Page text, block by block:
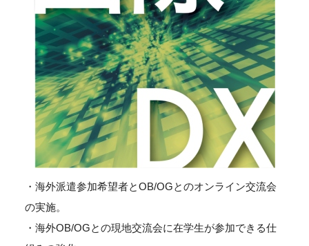
・海外派遣参加希望者とOB/OGとのオンライン交流会
の実施。
・海外OB/OGとの現地交流会に在学生が参加できる仕